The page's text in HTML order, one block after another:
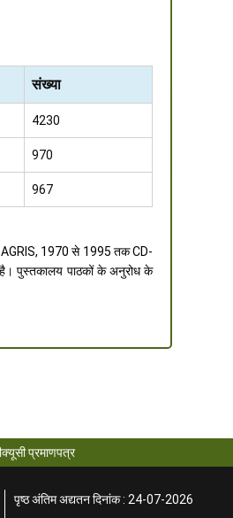
संख्या
4230
970
967
AGRIS, 1970 से 1995 तक CD-
है। पुस्तकालय पाठकों के अनुरोध के
प्रमाणपत्र
पृष्ठ अंतिम अद्यतन दिनांक : 24-07-2026